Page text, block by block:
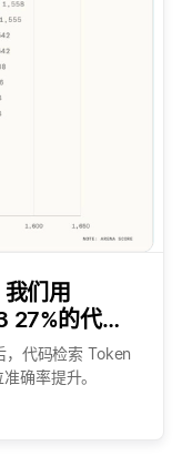
们用
的代码
代码检索 Token
确率提升。